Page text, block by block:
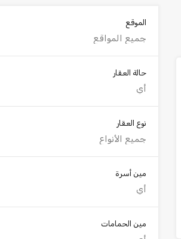
الموقع
جميع المواقع
حالة العقار
أي
نوع العقار
جميع الأنواع
مين أسرة
أي
مين الحمامات